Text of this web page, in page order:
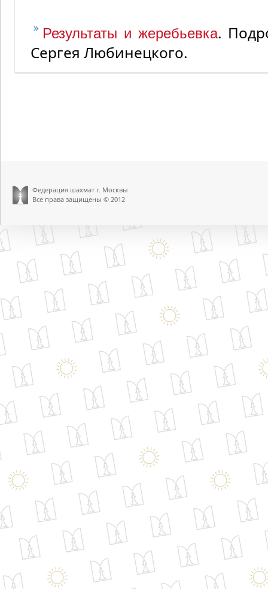
Результаты и жеребьевка.
Сергея Любинецкого.
Федерация шахмат г. Москвы
Все права защищены © 2012